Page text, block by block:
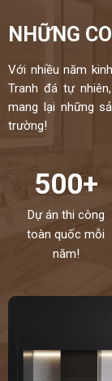
NHỮNG
Với nhiều năm
Tranh đá tự
mang lại những
trường!
500+
Dự án thi công
toàn quốc mỗi
năm!